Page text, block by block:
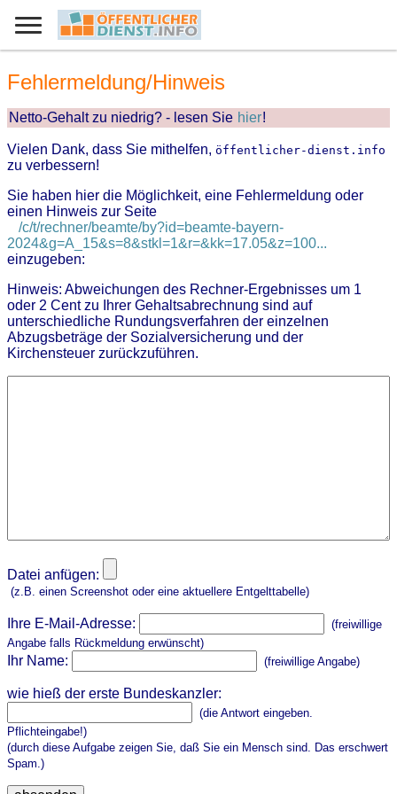
Fehlermeldung/Hinweis
Netto-Gehalt zu niedrig? - lesen Sie hier!
Vielen Dank, dass Sie mithelfen, öffentlicher-dienst.info
zu verbessern!
Sie haben hier die Möglichkeit, eine Fehlermeldung oder
einen Hinweis zur Seite
/c/t/rechner/beamte/by?id=beamte-bayern-
2024&g=A_15&s=8&stkl=1&r=&kk=17.05&z=100...
einzugeben:
Hinweis: Abweichungen des Rechner-Ergebnisses um 1
oder 2 Cent zu Ihrer Gehaltsabrechnung sind auf
unterschiedliche Rundungsverfahren der einzelnen
Abzugsbeträge der Sozialversicherung und der
Kirchensteuer zurückzuführen.
Datei anfügen:
(z.B. einen Screenshot oder eine aktuellere Entgelttabelle)
Ihre E-Mail-Adresse:
(freiwillige
Angabe falls Rückmeldung erwünscht)
Ihr Name: (freiwillige Angabe)
wie hieß der erste Bundeskanzler:
(die Antwort eingeben.
Pflichteingabe!)
(durch diese Aufgabe zeigen Sie, daß Sie ein Mensch sind. Das erschwert
Spam.)